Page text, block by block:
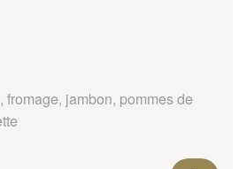
fromage, jambon, pommes de